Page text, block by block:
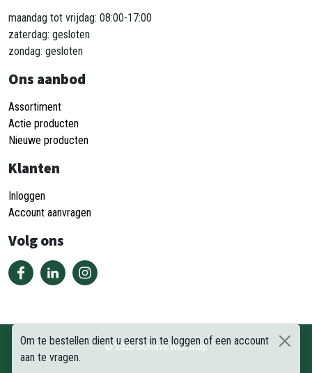
Om te bestellen dient u eerst in te loggen of een account
aan te vragen.
maandag tot vrijdag: 08:00-17:00
zaterdag: gesloten
zondag: gesloten
Ons aanbod
Assortiment
Actie producten
Nieuwe producten
Klanten
Inloggen
Account aanvragen
Volg ons
©2026Schiava Webshop